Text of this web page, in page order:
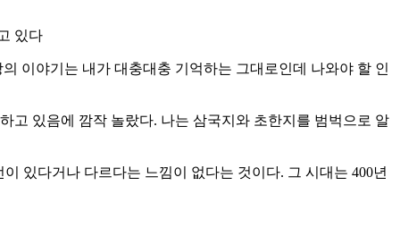
있다
이야기는 내가 대충대충 기억하는 그대로인데 나와야 할 인
고 있음에 깜작 놀랐다. 나는 삼국지와 초한지를 범벅으로 알
있다거나 다르다는 느낌이 없다는 것이다. 그 시대는 400년